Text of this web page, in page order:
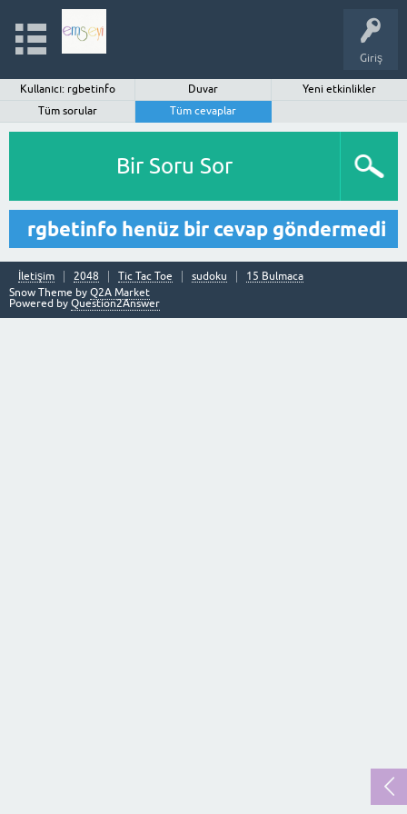
Giriş
Kullanıcı: rgbetinfo Duvar
Yeni etkinlikler
Tüm sorular
Tüm cevaplar
Bir Soru Sor
rgbetinfo henüz bir cevap göndermedi
İletişim 2048 Tic Tac Toe sudoku
15 Bulmaca
Snow Theme by Q2A Market
Powered by Question2Answer